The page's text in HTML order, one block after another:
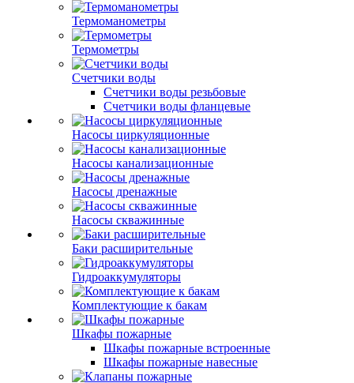
Термоманометры
Термометры
Счетчики воды
Счетчики воды резьбовые
Счетчики воды фланцевые
Насосы циркуляционные
Насосы канализационные
Насосы дренажные
Насосы скважинные
Баки расширительные
Гидроаккумуляторы
Комплектующие к бакам
Шкафы пожарные
Шкафы пожарные встроенные
Шкафы пожарные навесные